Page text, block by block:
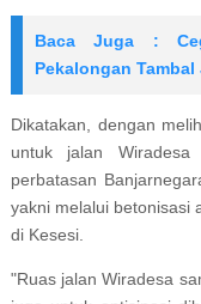
Baca Juga :
Pekalongan Tambal
Dikatakan, dengan
untuk jalan
perbatasan
yakni melalui betonisasi
di Kesesi.
"Ruas jalan Wiradesa